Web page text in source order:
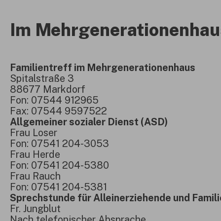
Im
Familientreff im Mehrgenerationenhaus
Spitalstraße 3
88677 Markdorf
Fon: 07544 912965
Fax: 07544 9597522
Allgemeiner sozialer Dienst (ASD)
Frau Loser
Fon: 07541 204-3053
Frau Herde
Fon: 07541 204-5380
Frau Rauch
Fon: 07541 204-5381
Sprechstunde für Alleinerziehende und
Fr. Jungblut